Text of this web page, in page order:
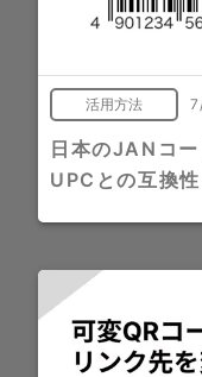
活用方法
日本のJANコ
UPCとの互換